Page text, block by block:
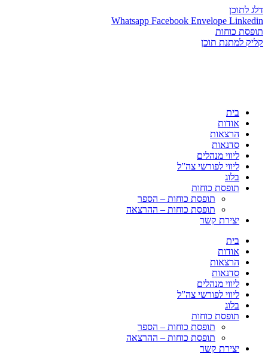
דלג לתוכן
Whatsapp Facebook Envelope Linkedin
תופסת כוחות
קליק למתנת תוכן
בית
אודות
הרצאות
סדנאות
ליווי מנהלים
ליווי לפורשי צה”ל
בלוג
תופסת כוחות
תופסת כוחות – הספר
תופסת כוחות – ההרצאה
יצירת קשר
בית
אודות
הרצאות
סדנאות
ליווי מנהלים
ליווי לפורשי צה”ל
בלוג
תופסת כוחות
תופסת כוחות – הספר
תופסת כוחות – ההרצאה
יצירת קשר